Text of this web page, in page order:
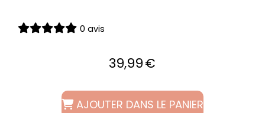
0 avis
39,99€
AJOUTER DANS LE PANIER